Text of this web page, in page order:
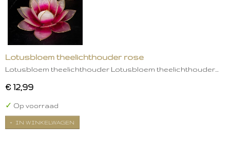
Lotusbloem theelichthouder rose
Lotusbloem theelichthouder Lotusbloem theelichthouder…
€ 12,99
✓ Op voorraad
IN WINKELWAGEN